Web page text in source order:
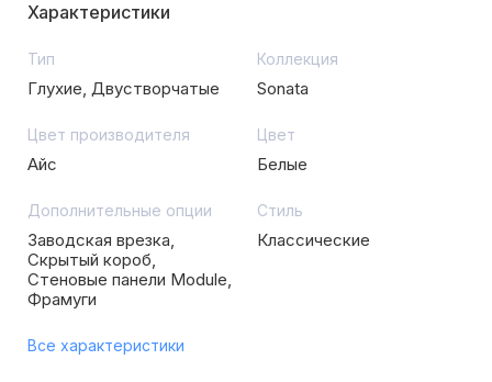
Характеристики
Тип
Глухие, Двустворчатые
Коллекция
Sonata
Цвет производителя
Айс
Цвет
Белые
Дополнительные опции
Заводская врезка,
Скрытый короб,
Стеновые панели Module,
Фрамуги
Стиль
Классические
Все характеристики